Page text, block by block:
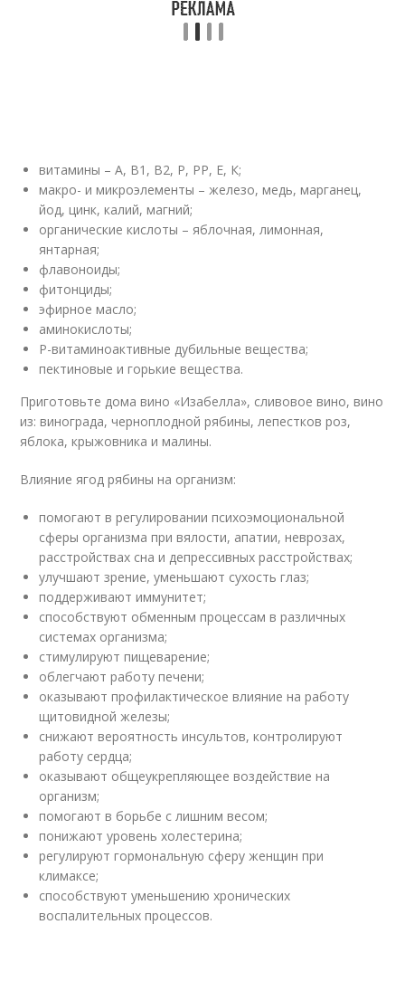
витамины – А, B1, В2, Р, РР, Е, К;
макро- и микроэлементы – железо, медь, марганец,
йод, цинк, калий, магний;
органические кислоты – яблочная, лимонная,
янтарная;
флавоноиды;
фитонциды;
эфирное масло;
аминокислоты;
Р-витаминоактивные дубильные вещества;
пектиновые и горькие вещества.
Приготовьте дома вино «Изабелла», сливовое вино, вино
из: винограда, черноплодной рябины, лепестков роз,
яблока, крыжовника и малины.
Влияние ягод рябины на организм:
помогают в регулировании психоэмоциональной
сферы организма при вялости, апатии, неврозах,
расстройствах сна и депрессивных расстройствах;
улучшают зрение, уменьшают сухость глаз;
поддерживают иммунитет;
способствуют обменным процессам в различных
системах организма;
стимулируют пищеварение;
облегчают работу печени;
оказывают профилактическое влияние на работу
щитовидной железы;
снижают вероятность инсультов, контролируют
работу сердца;
оказывают общеукрепляющее воздействие на
организм;
помогают в борьбе с лишним весом;
понижают уровень холестерина;
регулируют гормональную сферу женщин при
климаксе;
способствуют уменьшению хронических
воспалительных процессов.